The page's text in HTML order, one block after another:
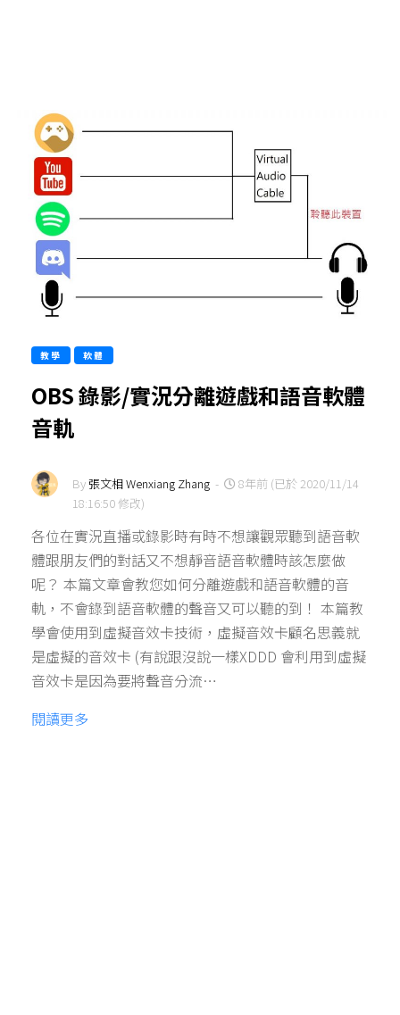
教學 軟體
OBS 錄影/實況分離遊戲和語音軟體
音軌
By張文相 Wenxiang Zhang -
8年前 (已於 2020/11/14
18:16:50 修改)
各位在實況直播或錄影時有時不想讓觀眾聽到語音軟
體跟朋友們的對話又不想靜音語音軟體時該怎麼做
呢？ 本篇文章會教您如何分離遊戲和語音軟體的音
軌，不會錄到語音軟體的聲音又可以聽的到！ 本篇教
學會使用到虛擬音效卡技術，虛擬音效卡顧名思義就
是虛擬的音效卡 (有說跟沒說一樣XDDD 會利用到虛擬
音效卡是因為要將聲音分流…
閱讀更多